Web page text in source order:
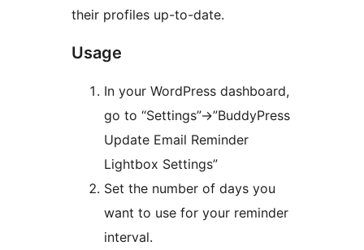
their profiles up-to-date.
Usage
In your WordPress dashboard,
go to “Settings”->”BuddyPress
Update Email Reminder
Lightbox Settings”
Set the number of days you
want to use for your reminder
interval.